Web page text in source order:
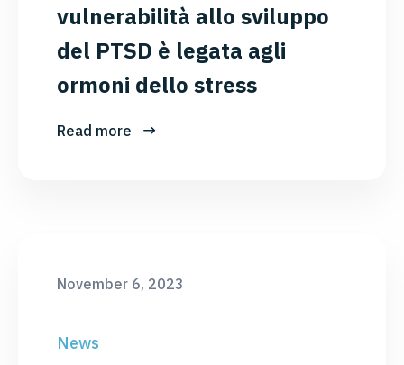
vulnerabilità allo sviluppo
del PTSD è legata agli
ormoni dello stress
Read more
November 6, 2023
News